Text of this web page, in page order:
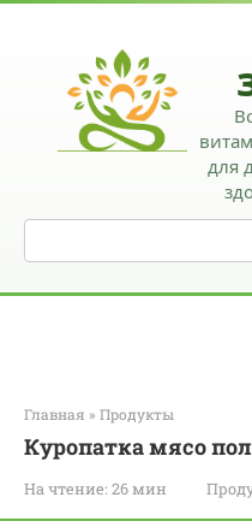
Перейти
для
Поиск:
Главная » Продукты
Куропатка мясо
На чтение: 26 мин